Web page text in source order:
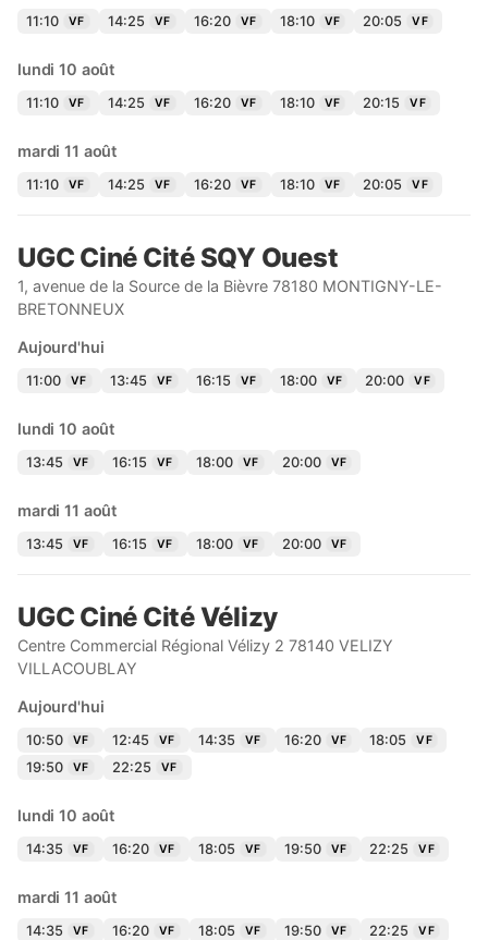
11:10 VF 14:25 VF 16:20 VF 18:10 VF 20:05 VF
lundi 10 août
11:10 VF 14:25 VF 16:20 VF 18:10 VF 20:15 VF
mardi 11 août
11:10 VF 14:25 VF 16:20 VF 18:10 VF 20:05 VF
UGC Ciné Cité SQY Ouest
1, avenue de la Source de la Bièvre 78180 MONTIGNY-LE-
BRETONNEUX
Aujourd'hui
11:00 VF 13:45 VF 16:15 VF 18:00 VF 20:00 VF
lundi 10 août
13:45 VF 16:15 VF 18:00 VF 20:00 VF
mardi 11 août
13:45 VF 16:15 VF 18:00 VF 20:00 VF
UGC Ciné Cité Vélizy
Centre Commercial Régional Vélizy 2 78140 VELIZY
VILLACOUBLAY
Aujourd'hui
10:50 VF 12:45 VF 14:35 VF 16:20 VF 18:05 VF
19:50 VF 22:25 VF
lundi 10 août
14:35 VF 16:20 VF 18:05 VF 19:50 VF 22:25 VF
mardi 11 août
14:35 VF 16:20 VF 18:05 VF 19:50 VF 22:25 VF